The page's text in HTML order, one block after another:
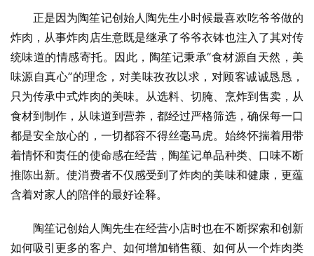
正是因为陶笙记创始人陶先生小时候最喜欢吃爷爷做的
炸肉，从事炸肉店生意既是继承了爷爷衣钵也注入了其对传
统味道的情感寄托。因此，陶笙记秉承“食材源自天然，美
味源自真心”的理念，对美味孜孜以求，对顾客诚诚恳恳，
只为传承中式炸肉的美味。从选料、切腌、烹炸到售卖，从
食材到制作，从味道到营养，都经过严格筛选，确保每一口
都是安全放心的，一切都容不得丝毫马虎。始终怀揣着用带
着情怀和责任的使命感在经营，陶笙记单品种类、口味不断
推陈出新。使消费者不仅感受到了炸肉的美味和健康，更蕴
含着对家人的陪伴的最好诠释。
陶笙记创始人陶先生在经营小店时也在不断探索和创新
如何吸引更多的客户、如何增加销售额、如何从一个炸肉类